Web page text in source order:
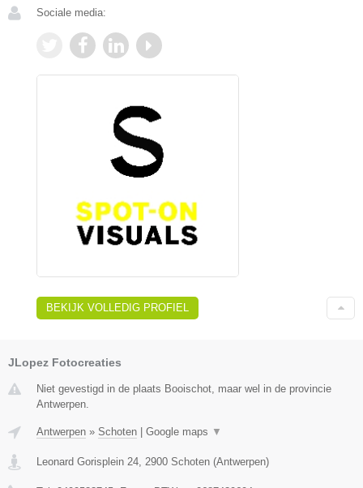
Sociale media:
BEKIJK VOLLEDIG PROFIEL
JLopez Fotocreaties
Niet gevestigd in de plaats Booischot, maar wel in de provincie
Antwerpen.
Antwerpen » Schoten Google maps ▼
Leonard Gorisplein 24, 2900 Schoten (Antwerpen)